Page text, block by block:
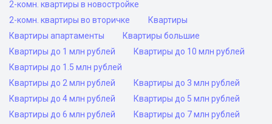
2-комн. квартиры в новостройке
2-комн. квартиры во вторичке
Квартиры
Квартиры апартаменты
Квартиры большие
Квартиры до 1 млн рублей
Квартиры до 10 млн рублей
Квартиры до 1.5 млн рублей
Квартиры до 2 млн рублей
Квартиры до 3 млн рублей
Квартиры до 4 млн рублей
Квартиры до 5 млн рублей
Квартиры до 6 млн рублей
Квартиры до 7 млн рублей